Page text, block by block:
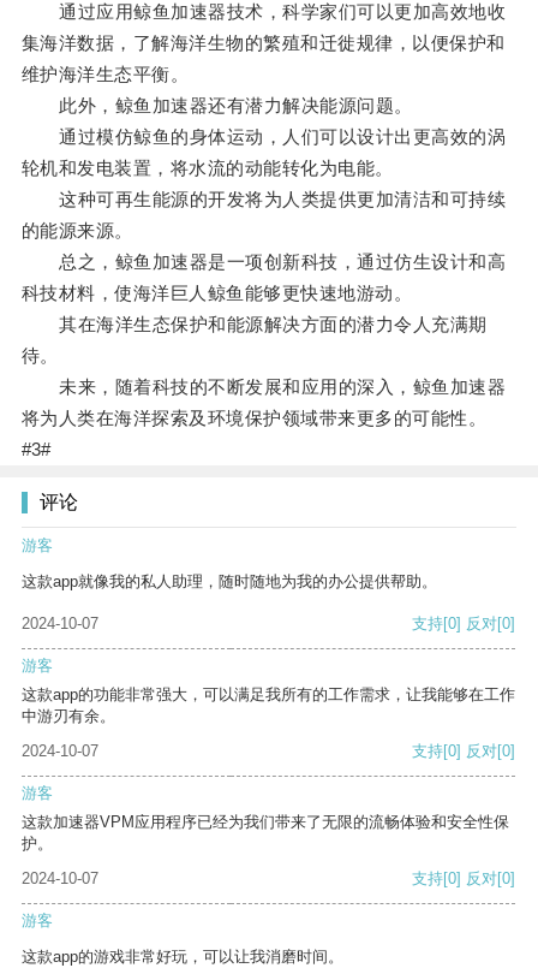
通过应用鲸鱼加速器技术，科学家们可以更加高效地收
集海洋数据，了解海洋生物的繁殖和迁徙规律，以便保护和
维护海洋生态平衡。
此外，鲸鱼加速器还有潜力解决能源问题。
通过模仿鲸鱼的身体运动，人们可以设计出更高效的涡
轮机和发电装置，将水流的动能转化为电能。
这种可再生能源的开发将为人类提供更加清洁和可持续
的能源来源。
总之，鲸鱼加速器是一项创新科技，通过仿生设计和高
科技材料，使海洋巨人鲸鱼能够更快速地游动。
其在海洋生态保护和能源解决方面的潜力令人充满期
待。
未来，随着科技的不断发展和应用的深入，鲸鱼加速器
将为人类在海洋探索及环境保护领域带来更多的可能性。
#3#
评论
游客
这款app就像我的私人助理，随时随地为我的办公提供帮助。
2024-10-07 支持[0] 反对[0]
游客
这款app的功能非常强大，可以满足我所有的工作需求，让我能够在工作
中游刃有余。
2024-10-07
支持[0] 反对[0]
游客
这款加速器VPM应用程序已经为我们带来了无限的流畅体验和安全性保
护。
2024-10-07
支持[0] 反对[0]
游客
这款app的游戏非常好玩，可以让我消磨时间。